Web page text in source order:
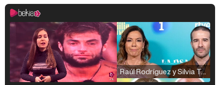
Raúl Rodríguez y Silvia Taulés nos cuentan su papel en 'La familia de la tele'